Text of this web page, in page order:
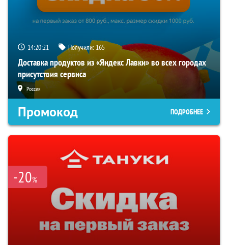
14:20:20 Получили: 165
Доставка продуктов из «Яндекс Лавки» во всех городах
присутствия сервиса
Россия
Промокод ПОДРОБНЕЕ
-20%